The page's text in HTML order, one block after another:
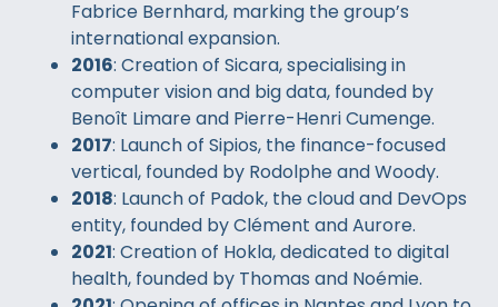
Fabrice Bernhard, marking the group’s
international expansion.
2016: Creation of Sicara, specialising in
computer vision and big data, founded by
Benoît Limare and Pierre-Henri Cumenge.
2017: Launch of Sipios, the finance-focused
vertical, founded by Rodolphe and Woody.
2018: Launch of Padok, the cloud and DevOps
entity, founded by Clément and Aurore.
2021: Creation of Hokla, dedicated to digital
health, founded by Thomas and Noémie.